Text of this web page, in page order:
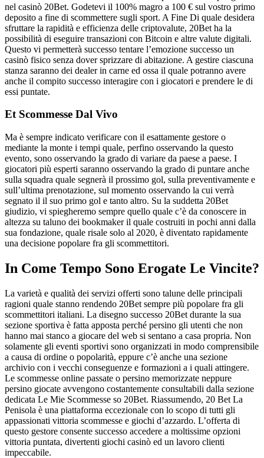
nel casinò 20Bet. Godetevi il 100% magro a 100 € sul vostro primo
deposito a fine di scommettere sugli sport. A Fine Di quale desidera
sfruttare la rapidità e efficienza delle criptovalute, 20Bet ha la
possibilità di eseguire transazioni con Bitcoin e altre valute digitali.
Questo vi permetterà successo tentare l’emozione successo un
casinò fisico senza dover sprizzare di abitazione. A gestire ciascuna
stanza saranno dei dealer in carne ed ossa il quale potranno avere
anche il compito successo interagire con i giocatori e prendere le di
essi puntate.
Et Scommesse Dal Vivo
Ma è sempre indicato verificare con il esattamente gestore o
mediante la monte i tempi quale, perfino osservando la questo
evento, sono osservando la grado di variare da paese a paese. I
giocatori più esperti saranno osservando la grado di puntare anche
sulla squadra quale segnerà il prossimo gol, sulla preventivamente e
sull’ultima prenotazione, sul momento osservando la cui verrà
segnato il il suo primo gol e tanto altro. Su la suddetta 20Bet
giudizio, vi spiegheremo sempre quello quale c’è da conoscere in
altezza su taluno dei bookmaker il quale costruiti in pochi anni dalla
sua fondazione, quale risale solo al 2020, è diventato rapidamente
una decisione popolare fra gli scommettitori.
In Come Tempo Sono Erogate Le Vincite?
La varietà e qualità dei servizi offerti sono talune delle principali
ragioni quale stanno rendendo 20Bet sempre più popolare fra gli
scommettitori italiani. La disegno successo 20Bet durante la sua
sezione sportiva è fatta apposta perché persino gli utenti che non
hanno mai stanco a giocare del web si sentano a casa propria. Non
solamente gli eventi sportivi sono organizzati in modo comprensibile
a causa di ordine o popolarità, eppure c’è anche una sezione
archivio con i vecchi conseguenze e formazioni a i quali attingere.
Le scommesse online passate o persino memorizzate neppure
persino giocate avvengono costantemente consultabili dalla sezione
dedicata Le Mie Scommesse so 20Bet. Riassumendo, 20 Bet La
Penisola è una piattaforma eccezionale con lo scopo di tutti gli
appassionati vittoria scommesse e giochi d’azzardo. L’offerta di
questo gestore consente successo accedere a moltissime opzioni
vittoria puntata, divertenti giochi casinò ed un lavoro clienti
impeccabile.